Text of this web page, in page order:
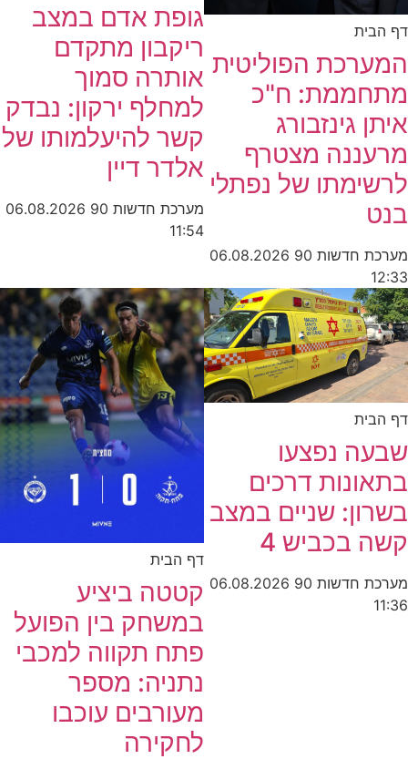
דף הבית
המערכת הפוליטית
מתחממת: ח"כ
איתן גינזבורג
מרעננה מצטרף
לרשימתו של נפתלי
בנט
מערכת חדשות 90
06.08.2026
12:33
גופת אדם במצב
ריקבון מתקדם
אותרה סמוך
למחלף ירקון: נבדק
קשר להיעלמותו של
אלדר דיין
מערכת חדשות 90
06.08.2026
11:54
דף הבית
שבעה נפצעו
בתאונות דרכים
בשרון: שניים במצב
קשה בכביש 4
מערכת חדשות 90
06.08.2026
11:36
דף הבית
קטטה ביציע
במשחק בין הפועל
פתח תקווה למכבי
נתניה: מספר
מעורבים עוכבו
לחקירה